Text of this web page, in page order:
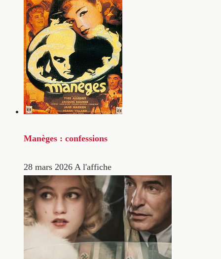
Manèges : confessions
28 mars 2026 A l'affiche